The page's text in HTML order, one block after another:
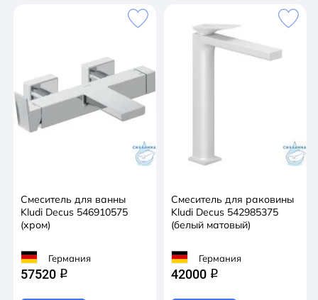
Смеситель для ванны
Kludi Decus 546910575
(хром)
Германия
57520 q
Смеситель для раковины
Kludi Decus 542985375
(белый матовый)
Германия
42000 q